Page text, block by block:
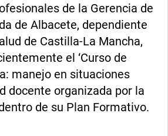
de la Gerencia de
de Albacete, dependiente
de Castilla-La Mancha,
el ‘Curso de
manejo en situaciones
docente organizada por la
de su Plan Formativo.